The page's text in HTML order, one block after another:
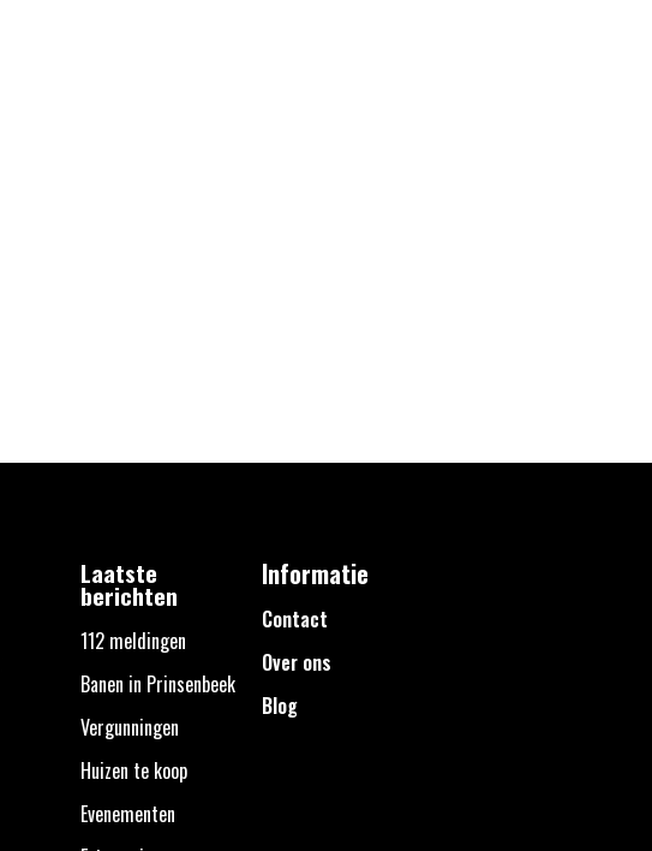
Laatste
berichten
112 meldingen
Banen in Prinsenbeek
Vergunningen
Huizen te koop
Evenementen
Informatie
Contact
Over ons
Blog